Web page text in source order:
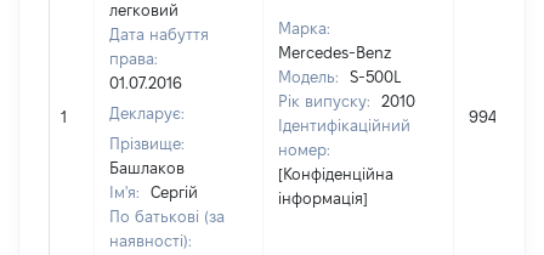
1
легковий
Дата набуття
права:
01.07.2016
Декларує:
Прізвище:
Башлаков
Ім'я:
Сергій
По батькові (за
наявності):
Марка:
Mercedes-Benz
Модель:
S-500L
Рік випуску:
2010
Ідентифікаційний
номер:
[Конфіденційна
інформація]
994050